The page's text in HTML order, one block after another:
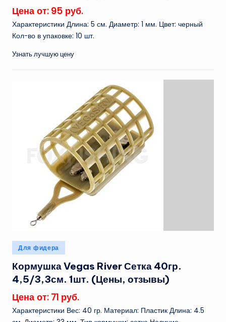
Цена от: 95 руб.
Характеристики Длина: 5 см. Диаметр: 1 мм. Цвет: черный
Кол-во в упаковке: 10 шт.
Узнать лучшую цену
Опубликовано
в
Для фидера
Кормушка Vegas River Сетка 40гр.
4,5/3,3см. 1шт. (Цены, отзывы)
Цена от: 71 руб.
Характеристики Вес: 40 гр. Материал: Пластик Длина: 4.5